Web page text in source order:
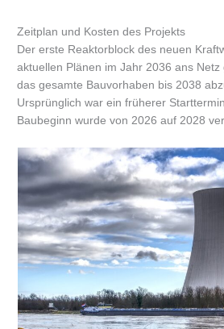
Zeitplan und Kosten des Projekts
Der erste Reaktorblock des neuen
aktuellen Plänen im Jahr 2036 ans Netz
das gesamte Bauvorhaben bis 2038
Ursprünglich war ein früherer
Baubeginn wurde von 2026 auf 2028